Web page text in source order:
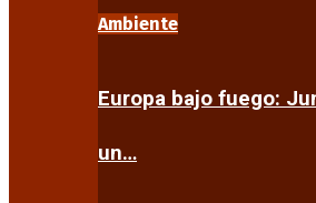
Ambiente
Europa bajo fuego:
un…